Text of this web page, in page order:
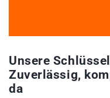
Unsere
Zuverlässig,
da